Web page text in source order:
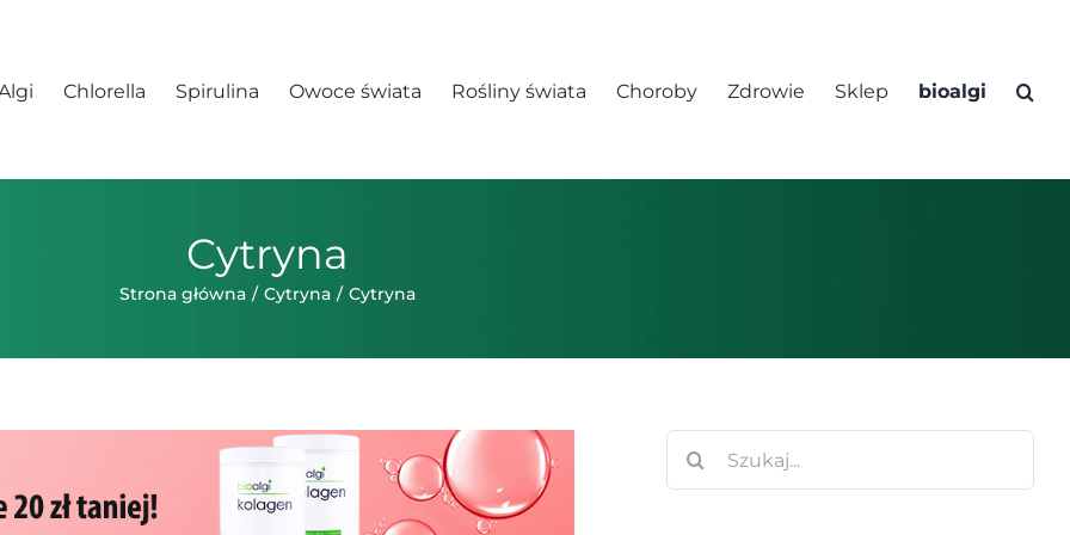
Chlorella Spirulina Owoce świata Rośliny świata Choroby Zdrowie Sklep bioalgi
Cytryna
Strona główna Cytryna Cytryna